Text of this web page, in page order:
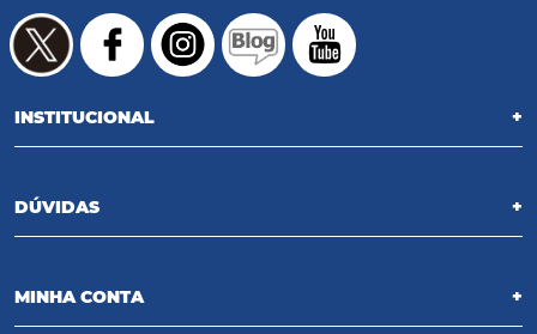
INSTITUCIONAL +
DÚVIDAS +
MINHA CONTA +